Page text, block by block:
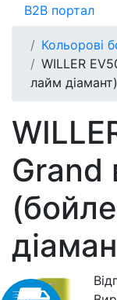
B2B портал
Кольорові
WILLER
лайм діамант)
Grand